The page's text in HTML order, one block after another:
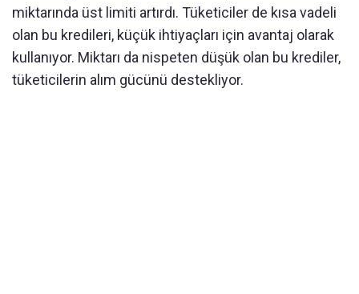
miktarında üst limiti artırdı. Tüketiciler de kısa vadeli
olan bu kredileri, küçük ihtiyaçları için avantaj olarak
kullanıyor. Miktarı da nispeten düşük olan bu krediler,
tüketicilerin alım gücünü destekliyor.